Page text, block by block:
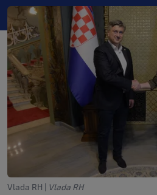
Vlada RH | Vlada RH